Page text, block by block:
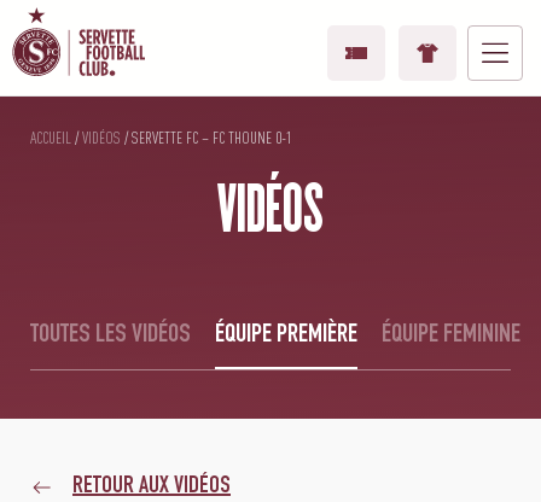
ACCUEIL /VIDÉOS /SERVETTE FC – FC THOUNE 0-1
VIDÉOS
TOUTES LES VIDÉOS ÉQUIPE PREMIÈRE ÉQUIPE FEMININE
RETOUR AUX VIDÉOS